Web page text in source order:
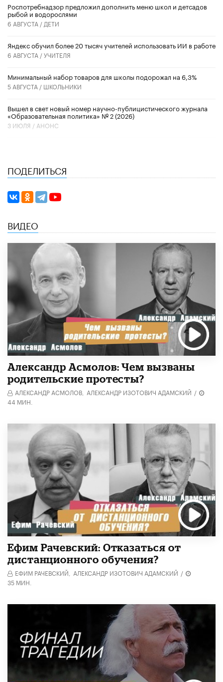
Роспотребнадзор предложил дополнить меню школ и детсадов
рыбой и водорослями
6 АВГУСТА / ДЕТИ
​Яндекс обучил более 20 тысяч учителей использовать ИИ в работе
6 АВГУСТА /УЧИТЕЛЯ
Минимальный набор товаров для школы подорожал на 6,3%
5 АВГУСТА / ШКОЛЬНИКИ
Вышел в свет новый номер научно-публицистического журнала
«Образовательная политика» № 2 (2026)
3 ИЮЛЯ / АНОНС
ПОДЕЛИТЬСЯ
ВИДЕО
Александр Асмолов: Чем вызваны
родительские протесты?
АЛЕКСАНДР АСМОЛОВ, АЛЕКСАНДР ИЗОТОВИЧ АДАМСКИЙ /
44 МИН.
Ефим Рачевский: Отказаться от
дистанционного обучения?
ЕФИМ РАЧЕВСКИЙ, АЛЕКСАНДР ИЗОТОВИЧ АДАМСКИЙ /
35 МИН.